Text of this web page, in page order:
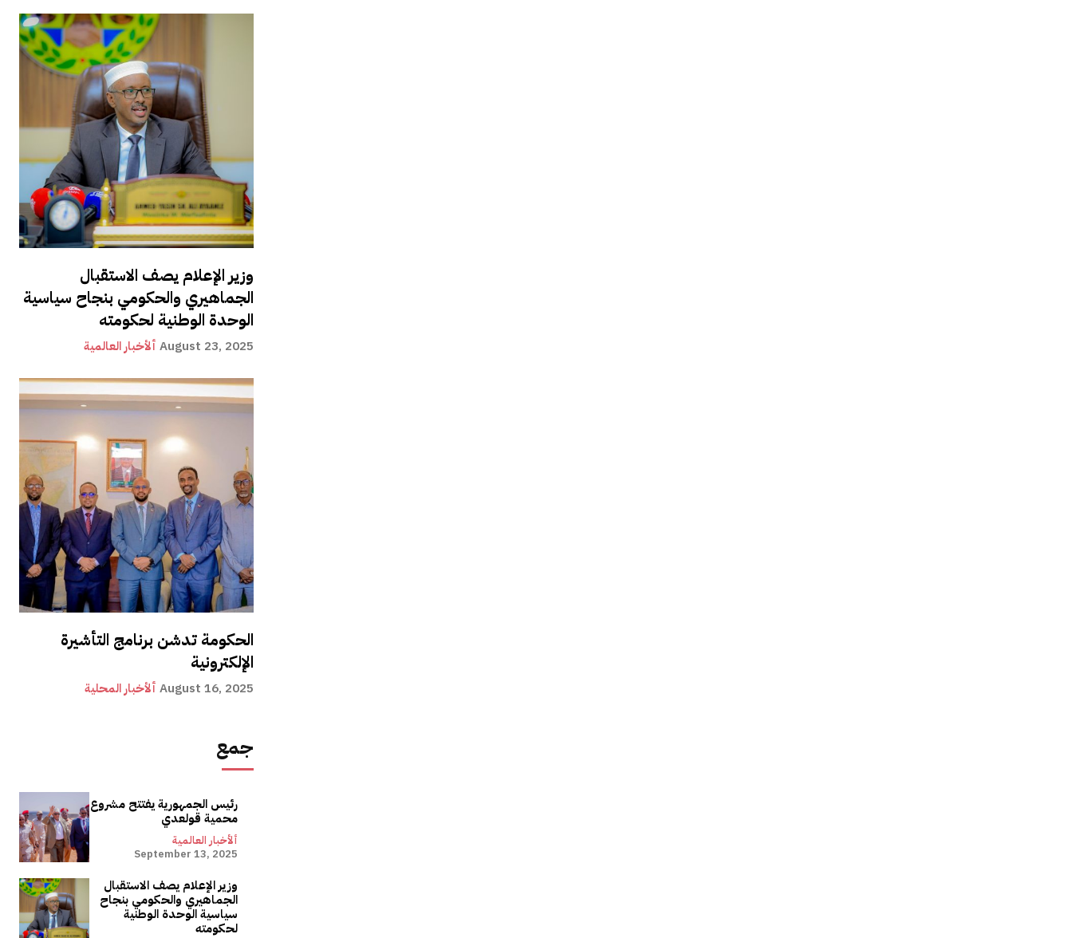
وزير الإعلام يصف الاستقبال
الجماهيري والحكومي بنجاح سياسية
الوحدة الوطنية لحكومته
ألأخبار العالمية August 23, 2025
الحكومة تدشن برنامج التأشيرة
الإلكترونية
ألأخبار المحلية August 16, 2025
جمع
رئيس الجمهورية يفتتح مشروع
محمية قولعدي
ألأخبار العالمية
September 13, 2025
وزير الإعلام يصف الاستقبال
الجماهيري والحكومي بنجاح
سياسية الوحدة الوطنية
لحكومته